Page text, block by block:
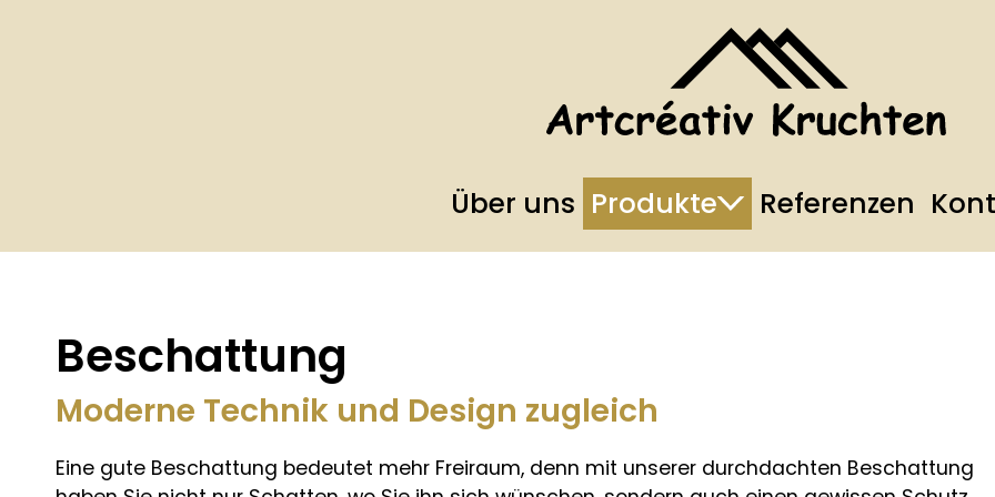
Über uns Produkte Referenzen
Beschattung
Moderne Technik und Design zugleich
Eine gute Beschattung bedeutet mehr Freiraum, denn mit unserer durchdachten Beschattung